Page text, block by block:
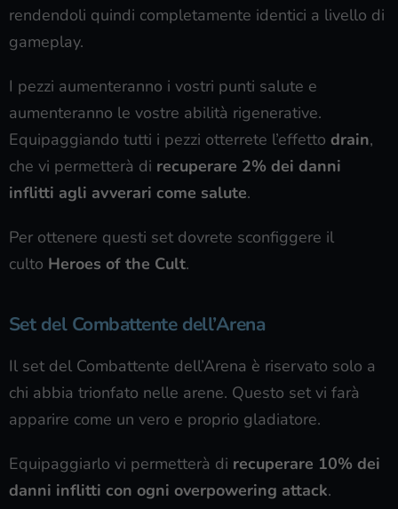
rendendoli quindi completamente identici a livello di
gameplay.
I pezzi aumenteranno i vostri punti salute e
aumenteranno le vostre abilità rigenerative.
Equipaggiando tutti i pezzi otterrete l’effetto drain,
che vi permetterà di recuperare 2% dei danni
inflitti agli avverari come salute.
Per ottenere questi set dovrete sconfiggere il
culto Heroes of the Cult.
Set del Combattente dell’Arena
Il set del Combattente dell’Arena è riservato solo a
chi abbia trionfato nelle arene. Questo set vi farà
apparire come un vero e proprio gladiatore.
Equipaggiarlo vi permetterà di recuperare 10% dei
danni inflitti con ogni overpowering attack.